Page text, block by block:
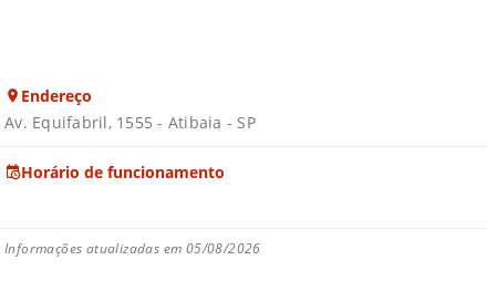
Endereço
Av. Equifabril, 1555 - Atibaia - SP
Horário de funcionamento
Informações atualizadas em 05/08/2026